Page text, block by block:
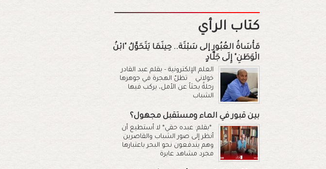
كتاب الرأي
مَأْسَاةُ العُبُورِ إلى سَبْتَة.. حِينَمَا يَتَحَوَّلُ "ابْنُ
الْوَطَنِ" إِلَى جَلَّادٍ
العلم الإلكترونية - بقلم عبد القادر
خولاني تظلّ الهجرة في جوهرها
رحلةً بحثاً عن الأمل، يركب فيها
الشباب
بين قبور في الماء ومستقبل مجهول؟
*بقلم: عبده حقي* لا أستطيع أن
أنظر إلى صور الشباب والقاصرين
وهم يندفعون نحو البحر باعتبارها
مجرد مشاهد عابرة